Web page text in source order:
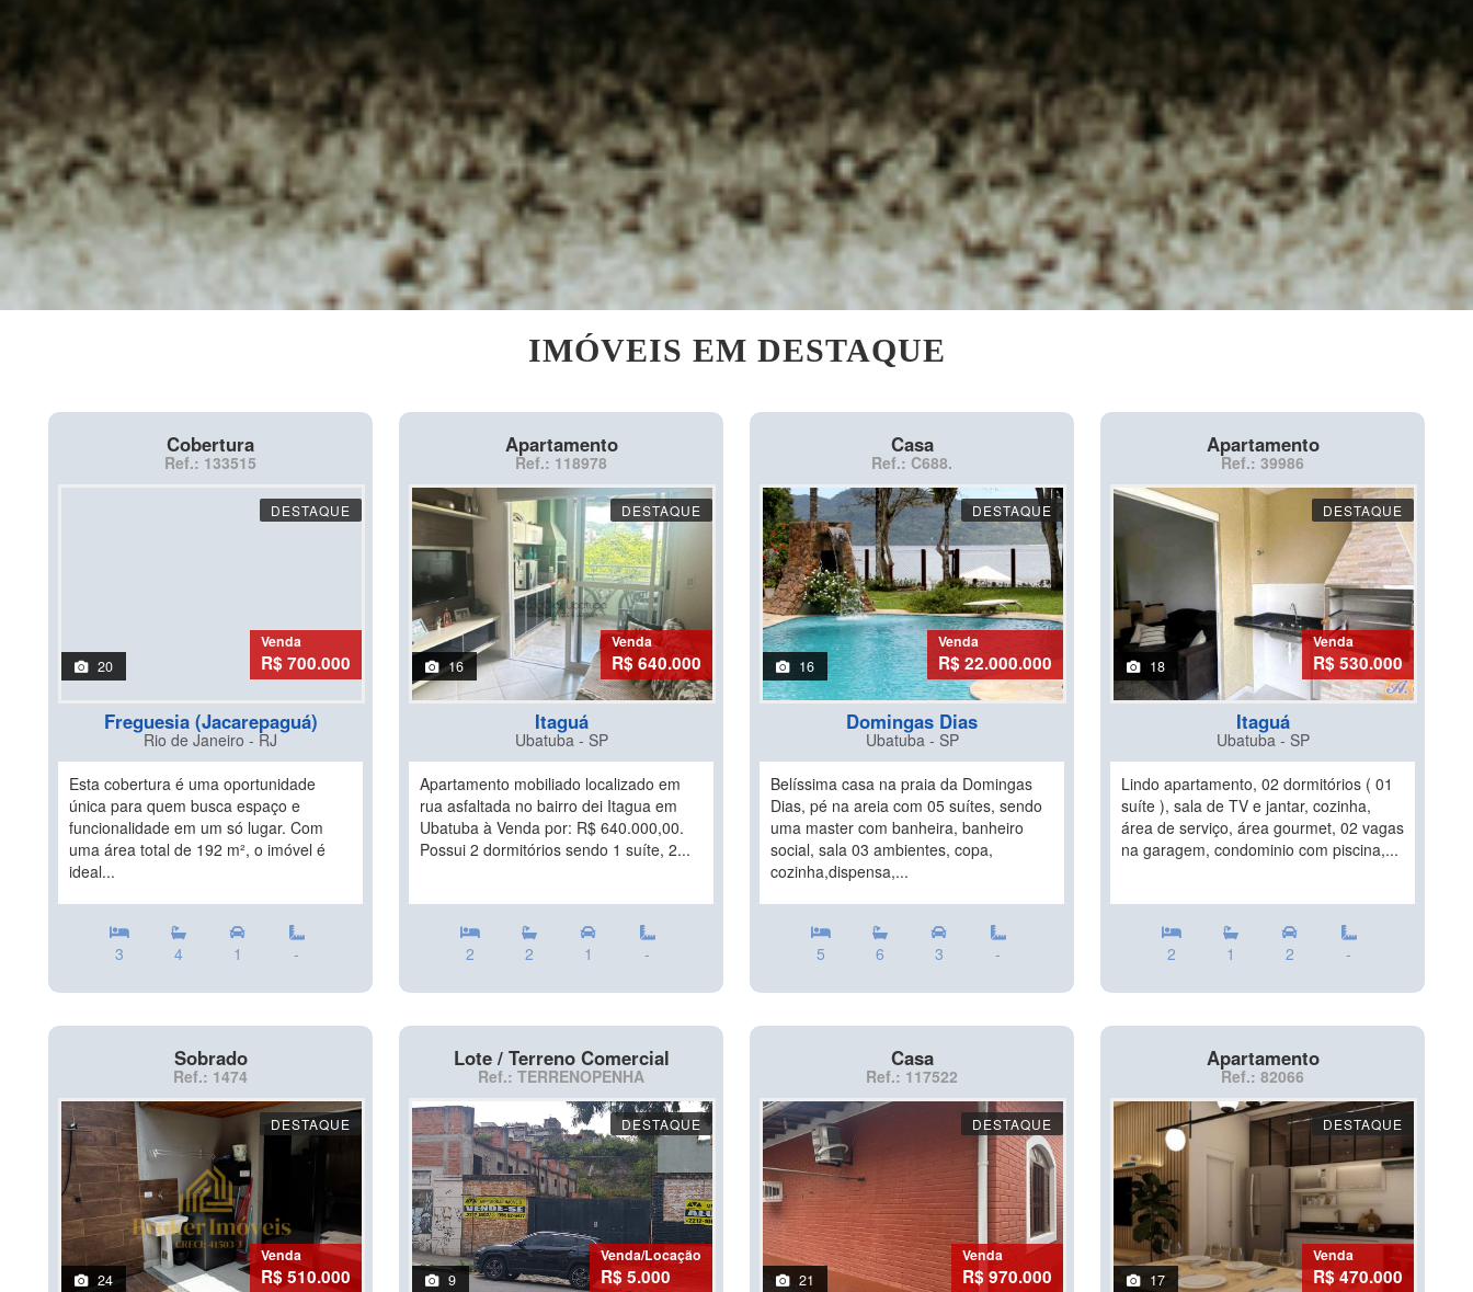
IMÓVEIS EM DESTAQUE
Cobertura
Ref.: 133515
DESTAQUE
20
Venda
R$ 700.000
Freguesia (Jacarepaguá)
Rio de Janeiro - RJ
Esta cobertura é uma oportunidade
única para quem busca espaço e
funcionalidade em um só lugar. Com
uma área total de 192 m², o imóvel é
ideal...
3 4 1 -
Apartamento
Ref.: 118978
DESTAQUE
16
Venda
R$ 640.000
Itaguá
Ubatuba - SP
Apartamento mobiliado localizado em
rua asfaltada no bairro dei Itagua em
Ubatuba à Venda por: R$ 640.000,00.
Possui 2 dormitórios sendo 1 suíte, 2...
2 2 1 -
Casa
Ref.: C688.
DESTAQUE
16
Venda
R$ 22.000.000
Domingas Dias
Ubatuba - SP
Belíssima casa na praia da Domingas
Dias, pé na areia com 05 suítes, sendo
uma master com banheira, banheiro
social, sala 03 ambientes, copa,
cozinha,dispensa,...
5 6 3 -
Apartamento
Ref.: 39986
DESTAQUE
18
Venda
R$ 530.000
Itaguá
Ubatuba - SP
Lindo apartamento, 02 dormitórios ( 01
suíte ), sala de TV e jantar, cozinha,
área de serviço, área gourmet, 02 vagas
na garagem, condominio com piscina,...
2 1 2 -
Sobrado
Ref.: 1474
DESTAQUE
24
Venda
R$ 510.000
Lote / Terreno Comercial
Ref.: TERRENOPENHA
DESTAQUE
9
Venda/Locação
R$ 5.000
Casa
Ref.: 117522
DESTAQUE
21
Venda
R$ 970.000
Apartamento
Ref.: 82066
DESTAQUE
17
Venda
R$ 470.000